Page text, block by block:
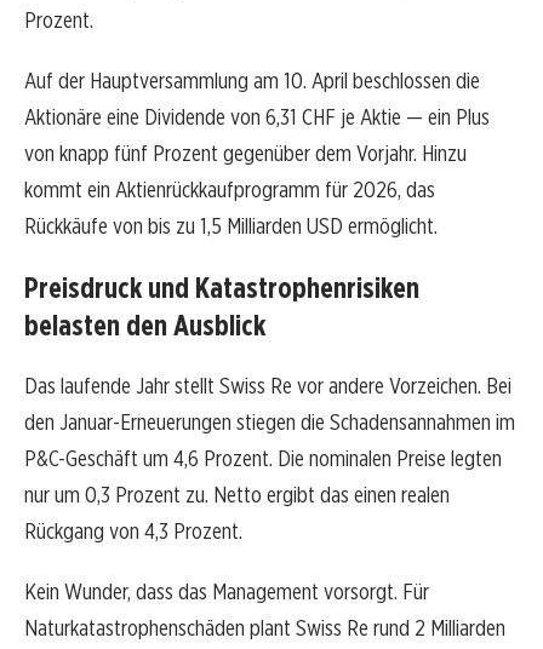
Prozent.
Auf der Hauptversammlung am 10. April beschlossen die
Aktionäre eine Dividende von 6,31 CHF je Aktie — ein Plus
von knapp fünf Prozent gegenüber dem Vorjahr. Hinzu
kommt ein Aktienrückkaufprogramm für 2026, das
Rückkäufe von bis zu 1,5 Milliarden USD ermöglicht.
Preisdruck und Katastrophenrisiken
belasten den Ausblick
Das laufende Jahr stellt Swiss Re vor andere Vorzeichen. Bei
den Januar-Erneuerungen stiegen die Schadensannahmen im
P&C-Geschäft um 4,6 Prozent. Die nominalen Preise legten
nur um 0,3 Prozent zu. Netto ergibt das einen realen
Rückgang von 4,3 Prozent.
Kein Wunder, dass das Management vorsorgt. Für
Naturkatastrophenschäden plant Swiss Re rund 2 Milliarden